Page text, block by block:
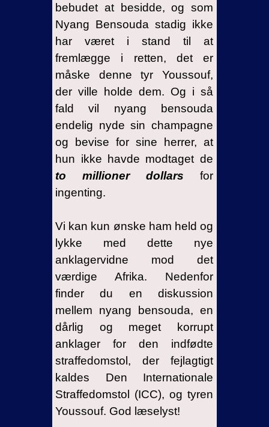
bebudet at besidde, og som
Nyang Bensouda stadig ikke
har været i stand til at
fremlægge i retten, det er
måske denne tyr Youssouf,
der ville holde dem. Og i så
fald vil nyang bensouda
endelig nyde sin champagne
og bevise for sine herrer, at
hun ikke havde modtaget de
to millioner dollars for
ingenting.
Vi kan kun ønske ham held og
lykke med dette nye
anklagervidne mod det
værdige Afrika. Nedenfor
finder du en diskussion
mellem nyang bensouda, en
dårlig og meget korrupt
anklager for den indfødte
straffedomstol, der fejlagtigt
kaldes Den Internationale
Straffedomstol (ICC), og tyren
Youssouf. God læselyst!